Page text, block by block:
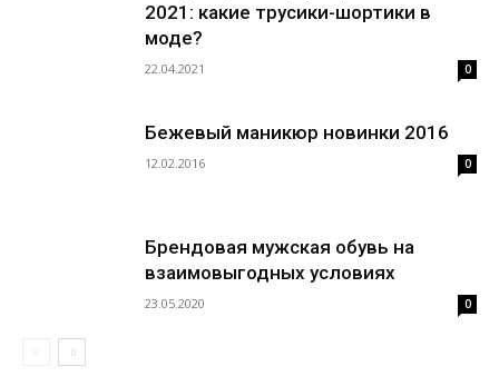
2021: какие трусики-шортики в
моде?
22.04.2021 0
Бежевый маникюр новинки 2016
12.02.2016 0
Брендовая мужская обувь на
взаимовыгодных условиях
23.05.2020 0